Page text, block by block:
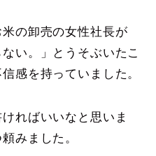
の卸売の女性社長が
い。」とうそぶいたこ
感を持っていました。
ればいいなと思いま
頼みました。